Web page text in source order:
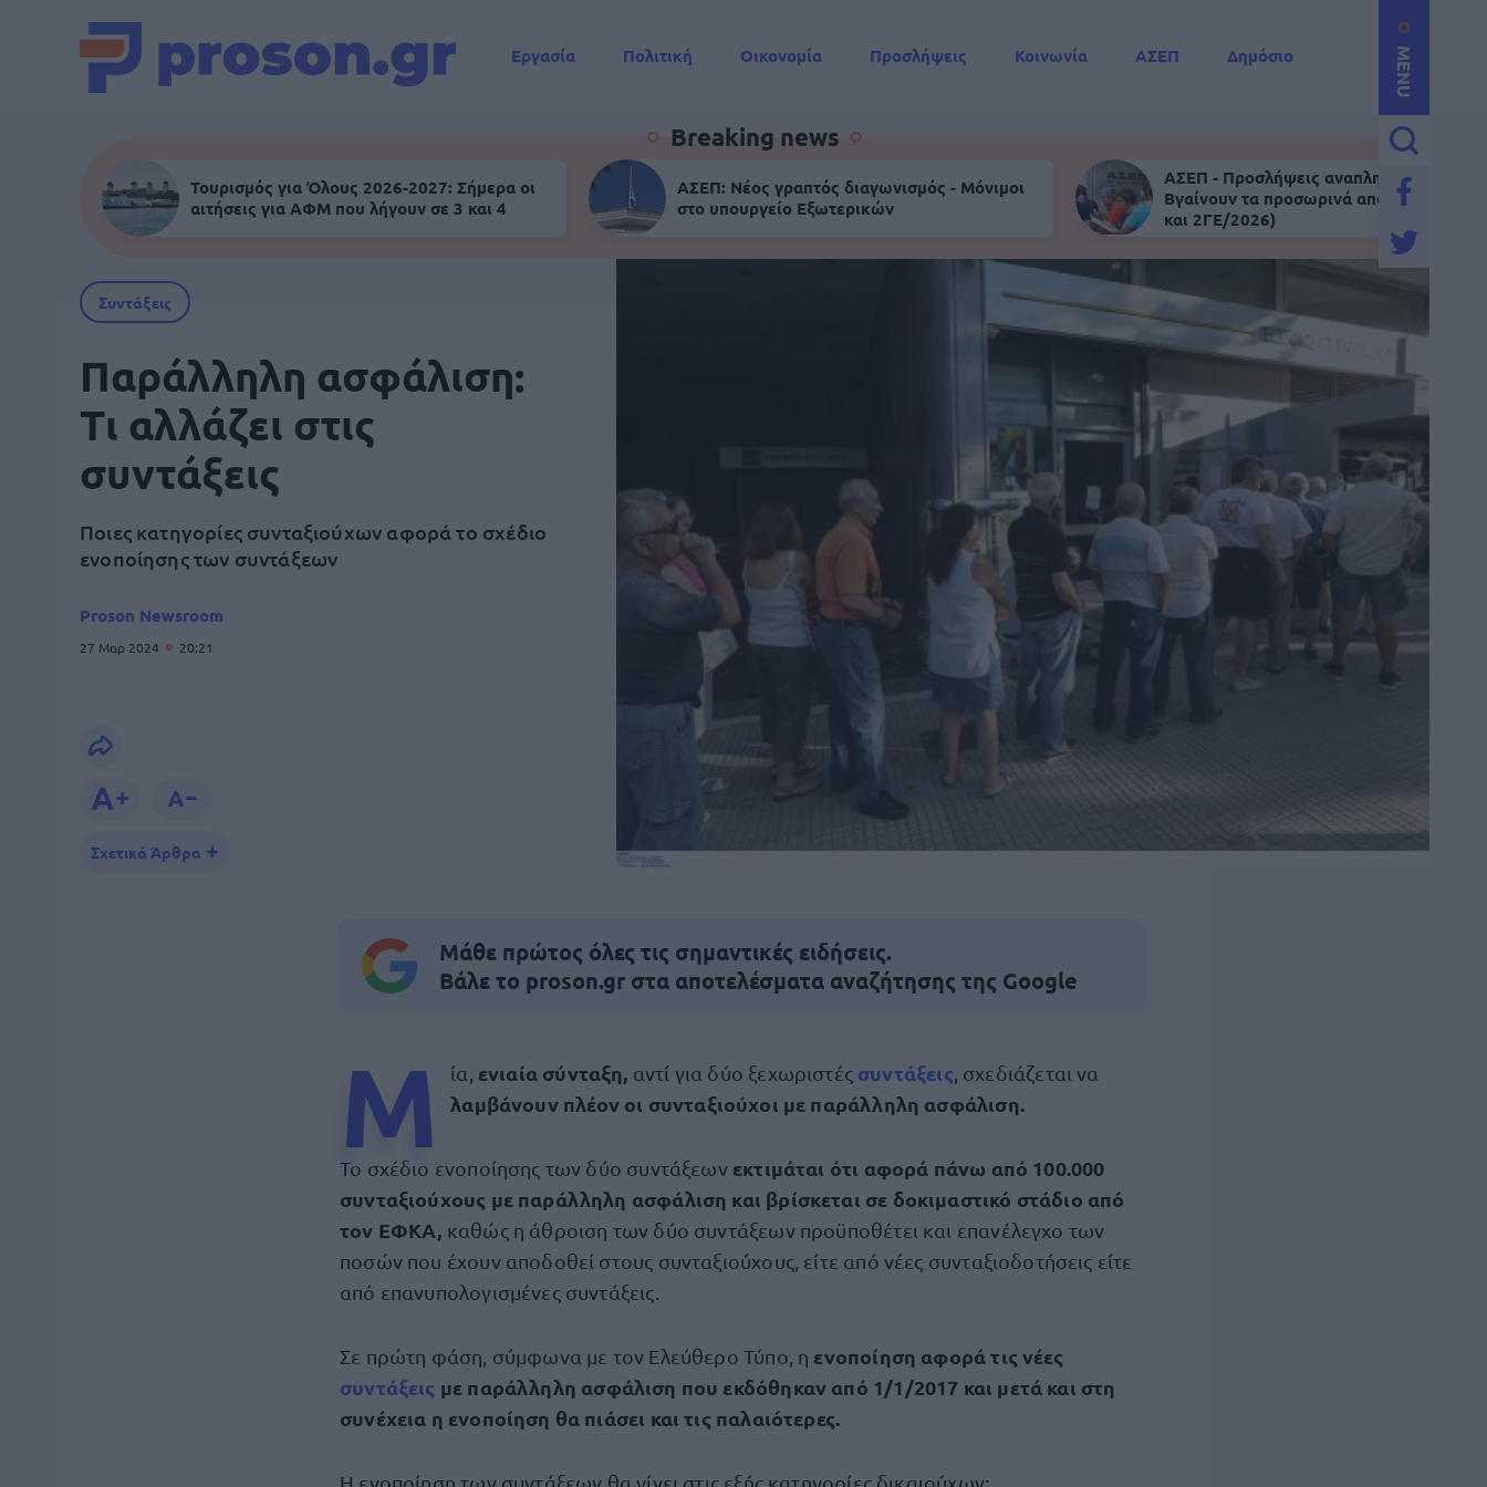
MENU
Εργασία Πολιτική Οικονομία Προσλήψεις Κοινωνία ΑΣΕΠ
Δημόσιο
Breaking news
Τουρισμός για Όλους 2026-2027: Σήμερα οι
αιτήσεις για ΑΦΜ που λήγουν σε 3 και 4
ΑΣΕΠ: Νέος γραπτός διαγωνισμός - Μόνιμοι
στο υπουργείο Εξωτερικών
ΑΣΕΠ - Προσλήψεις αναπληρωτών:
Βγαίνουν τα προσωρινά αποτελέσματα
και 2ΓΕ/2026)
Συντάξεις
Παράλληλη ασφάλιση:
Τι αλλάζει στις
συντάξεις
Ποιες κατηγορίες συνταξιούχων αφορά το σχέδιο
ενοποίησης των συντάξεων
Proson Newsroom
27 Μαρ 2024 20:21
Σχετικά Άρθρα
Μάθε πρώτος όλες τις σημαντικές ειδήσεις.
Βάλε το proson.gr στα αποτελέσματα αναζήτησης της Google
Μ ία, ενιαία σύνταξη, αντί για δύο ξεχωριστές συντάξεις , σχεδιάζεται να
λαμβάνουν πλέον οι συνταξιούχοι με παράλληλη ασφάλιση.
Το σχέδιο ενοποίησης των δύο συντάξεωνεκτιμάται ότι αφορά πάνω από 100.000
συνταξιούχους με παράλληλη ασφάλιση και βρίσκεται σε δοκιμαστικό στάδιο από
τον ΕΦΚΑ, καθώς η άθροιση των δύο συντάξεων προϋποθέτει και επανέλεγχο των
ποσών που έχουν αποδοθεί στους συνταξιούχους, είτε από νέες συνταξιοδοτήσεις είτε
από επανυπολογισμένες συντάξεις.
Σε πρώτη φάση, σύμφωνα με τον Ελεύθερο Τύπο, η ενοποίηση αφορά τις νέες
συντάξεις με παράλληλη ασφάλιση που εκδόθηκαν από 1/1/2017 και μετά και στη
συνέχεια η ενοποίηση θα πιάσει και τις παλαιότερες.
Η ενοποίηση των συντάξεων θα γίνει στις εξής κατηγορίες δικαιούχων: